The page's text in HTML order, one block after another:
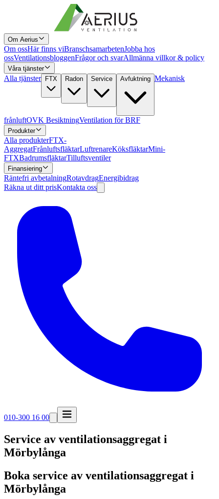
Om Aerius
Om ossHär finns viBranschsamarbetenJobba hos
ossVentilationsbloggenFrågor och svarAllmänna villkor & policy
Våra tjänster
Alla tjänster FTX Radon Service Avfuktning Mekanisk
frånluftOVK BesiktningVentilation för BRF
Produkter
Alla produkterFTX-
AggregatFrånluftsfläktarLuftrenareKöksfläktarMini-
FTXBadrumsfläktarTilluftsventiler
Finansiering
Räntefri avbetalningRotavdragEnergibidrag
Räkna ut ditt prisKontakta oss
010-300 16 00
Service av ventilationsaggregat i
Mörbylånga
Boka service av ventilationsaggregat i
Mörbylånga